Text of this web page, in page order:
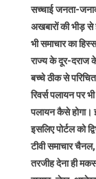
सच्चाई जनता-
अखबारों की भीड़
भी समाचार का
राज्य के दूर-दराज
बच्चे ठीक से
रिवर्स पलायन पर
पलायन कैसे होगा।
इसलिए पोर्टल को
टीवी समाचार
तरजीह देना ही